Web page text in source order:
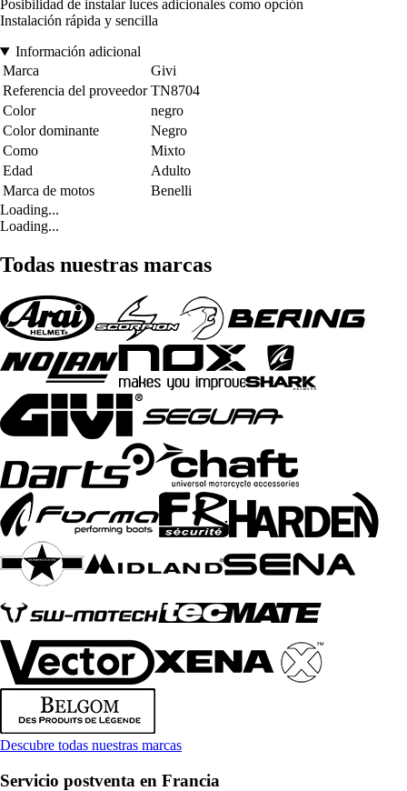
Posibilidad de instalar luces adicionales como opción
Instalación rápida y sencilla
Información adicional
Marca
Givi
Referencia del proveedor TN8704
Color
negro
Color dominante
Negro
Como
Mixto
Edad
Adulto
Marca de motos
Benelli
Loading...
Loading...
Todas nuestras marcas
Descubre todas nuestras marcas
Servicio postventa en Francia